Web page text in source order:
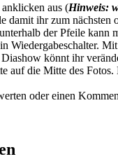
aus (Hinweis:
damit ihr zum
der Pfeile kann
Wiedergabeschalter.
könnt ihr
auf die Mitte des
oder einen